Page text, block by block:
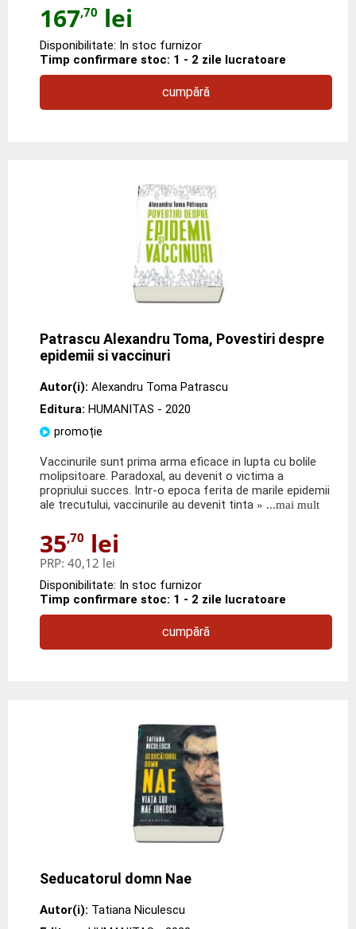
167,70 lei
Disponibilitate: In stoc furnizor
Timp confirmare stoc: 1 - 2 zile lucratoare
cumpără
Patrascu Alexandru Toma, Povestiri despre
epidemii si vaccinuri
Autor(i): Alexandru Toma Patrascu
Editura: HUMANITAS - 2020
promoție
Vaccinurile sunt prima arma eficace in lupta cu bolile
molipsitoare. Paradoxal, au devenit o victima a
propriului succes. Intr-o epoca ferita de marile epidemii
ale trecutului, vaccinurile au devenit tinta » ...mai mult
35,70 lei
PRP: 40,12 lei
Disponibilitate: In stoc furnizor
Timp confirmare stoc: 1 - 2 zile lucratoare
cumpără
Seducatorul domn Nae
Autor(i): Tatiana Niculescu